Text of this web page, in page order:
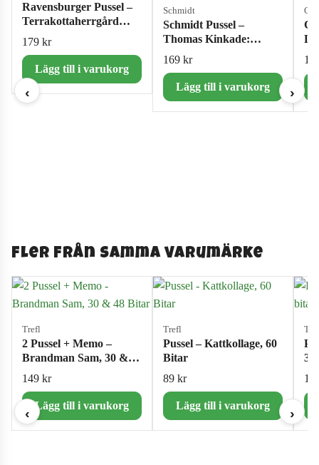
‹
Ravensburger Pussel –
Terrakottaherrgård
1000 bitar
179 kr
Lägg till i varukorg
Schmidt
Schmidt Pussel –
Thomas Kinkade:
Hoppets Fyr 1000 bitar
169 kr
Lägg till i varukorg ›
Fler från samma varumärke
‹
Trefl
2 Pussel + Memo –
Brandman Sam, 30 &
48 Bitar
149 kr
Lägg till i varukorg
Trefl
Pussel – Kattkollage, 60
Bitar
89 kr
Lägg till i varukorg
›